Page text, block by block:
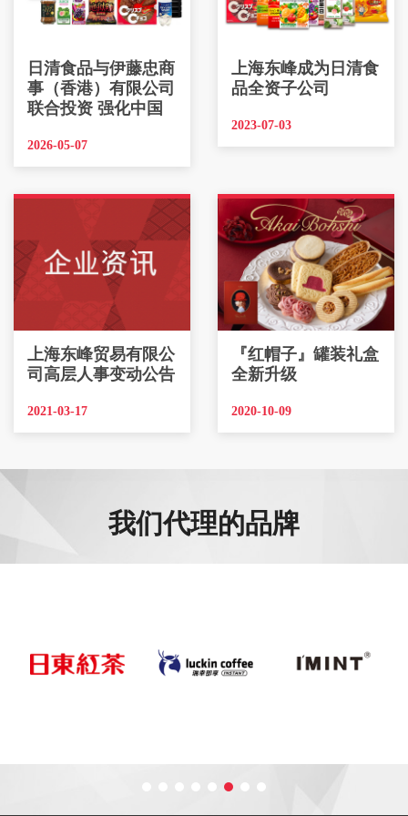
日清食品与伊藤忠商
事（香港）有限公司
联合投资 强化中国
2026-05-07
上海东峰成为日清食
品全资子公司
2023-07-03
上海东峰贸易有限公
司高层人事变动公告
2021-03-17
『红帽子』罐装礼盒
全新升级
2020-10-09
我们代理的品牌